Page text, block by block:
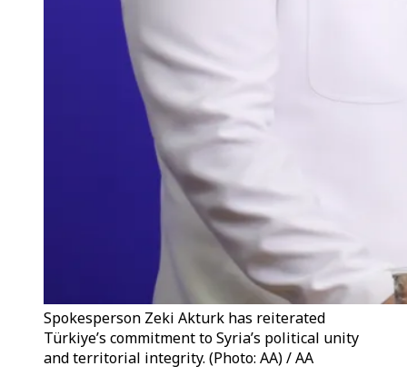
Spokesperson Zeki Akturk has reiterated
Türkiye’s commitment to Syria’s political unity
and territorial integrity. (Photo: AA) / AA